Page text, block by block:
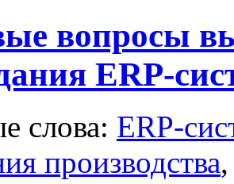
вопросы
ERP-
слова: ERP-
производства